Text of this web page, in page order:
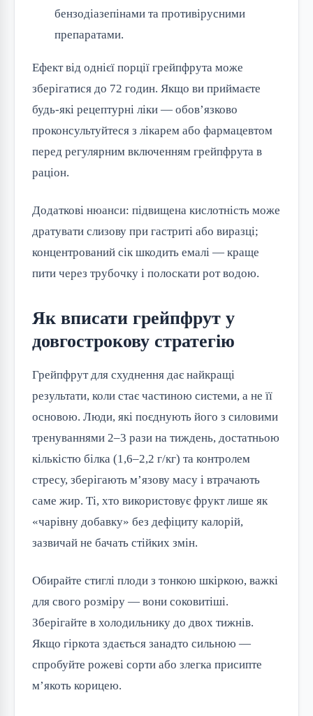
бензодіазепінами та противірусними
препаратами.
Ефект від однієї порції грейпфрута може
зберігатися до 72 годин. Якщо ви приймаєте
будь-які рецептурні ліки — обов’язково
проконсультуйтеся з лікарем або фармацевтом
перед регулярним включенням грейпфрута в
раціон.
Додаткові нюанси: підвищена кислотність може
дратувати слизову при гастриті або виразці;
концентрований сік шкодить емалі — краще
пити через трубочку і полоскати рот водою.
Як вписати грейпфрут у
довгострокову стратегію
Грейпфрут для схуднення дає найкращі
результати, коли стає частиною системи, а не її
основою. Люди, які поєднують його з силовими
тренуваннями 2–3 рази на тиждень, достатньою
кількістю білка (1,6–2,2 г/кг) та контролем
стресу, зберігають м’язову масу і втрачають
саме жир. Ті, хто використовує фрукт лише як
«чарівну добавку» без дефіциту калорій,
зазвичай не бачать стійких змін.
Обирайте стиглі плоди з тонкою шкіркою, важкі
для свого розміру — вони соковитіші.
Зберігайте в холодильнику до двох тижнів.
Якщо гіркота здається занадто сильною —
спробуйте рожеві сорти або злегка присипте
м’якоть корицею.